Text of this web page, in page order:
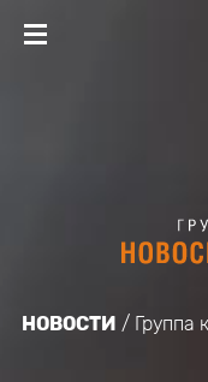
НОВОСТИ Группа